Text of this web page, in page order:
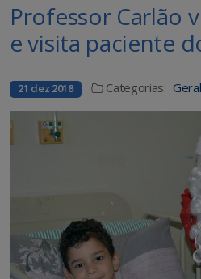
Professor Carlão
e visita paciente
21 dez 2018 Categorias: Geral